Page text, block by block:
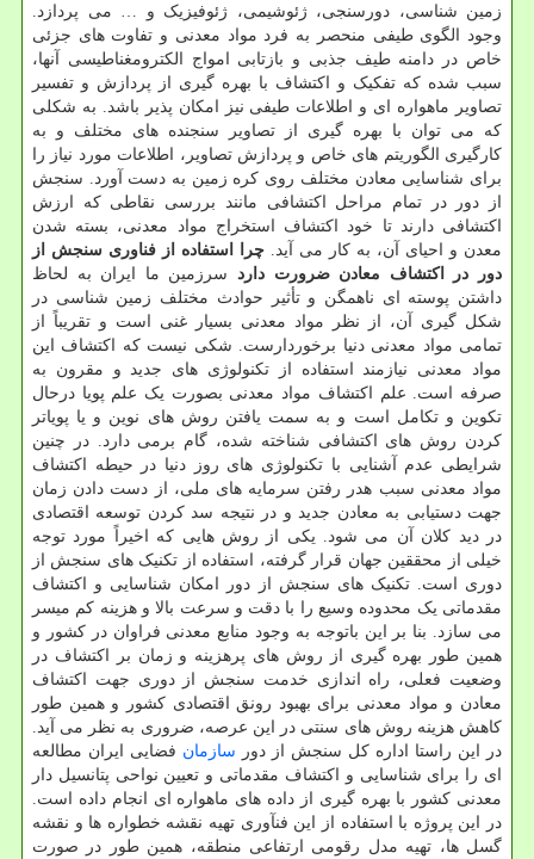
زمین شناسی، دورسنجی، ژئوشیمی، ژئوفیزیک و … می پردازد.
وجود الگوی طیفی منحصر به فرد مواد معدنی و تفاوت های جزئی
خاص در دامنه طیف جذبی و بازتابی امواج الکترومغناطیسی آنها،
سبب شده که تفکیک و اکتشاف با بهره گیری از پردازش و تفسیر
تصاویر ماهواره ای و اطلاعات طیفی نیز امکان پذیر باشد. به شکلی
که می توان با بهره گیری از تصاویر سنجنده های مختلف و به
کارگیری الگوریتم های خاص و پردازش تصاویر، اطلاعات مورد نیاز را
برای شناسایی معادن مختلف روی کره زمین به دست آورد. سنجش
از دور در تمام مراحل اکتشافی مانند بررسی نقاطی که ارزش
اکتشافی دارند تا خود اکتشاف استخراج مواد معدنی، بسته شدن
معدن و احیای آن، به کار می آید. چرا استفاده از فناوری سنجش از
دور در اکتشاف معادن ضرورت دارد سرزمین ما ایران به لحاظ
داشتن پوسته ای ناهمگن و تأثیر حوادث مختلف زمین شناسی در
شکل گیری آن، از نظر مواد معدنی بسیار غنی است و تقریباً از
تمامی مواد معدنی دنیا برخوردارست. شکی نیست که اکتشاف این
مواد معدنی نیازمند استفاده از تکنولوژی های جدید و مقرون به
صرفه است. علم اکتشاف مواد معدنی بصورت یک علم پویا درحال
تکوین و تکامل است و به سمت یافتن روش های نوین و یا پویاتر
کردن روش های اکتشافی شناخته شده، گام برمی دارد. در چنین
شرایطی عدم آشنایی با تکنولوژی های روز دنیا در حیطه اکتشاف
مواد معدنی سبب هدر رفتن سرمایه های ملی، از دست دادن زمان
جهت دستیابی به معادن جدید و در نتیجه سد کردن توسعه اقتصادی
در دید کلان آن می شود. یکی از روش هایی که اخیراً مورد توجه
خیلی از محققین جهان قرار گرفته، استفاده از تکنیک های سنجش از
دوری است. تکنیک های سنجش از دور امکان شناسایی و اکتشاف
مقدماتی یک محدوده وسیع را با دقت و سرعت بالا و هزینه کم میسر
می سازد. بنا بر این باتوجه به وجود منابع معدنی فراوان در کشور و
همین طور بهره گیری از روش های پرهزینه و زمان بر اکتشاف در
وضعیت فعلی، راه اندازی خدمت سنجش از دوری جهت اکتشاف
معادن و مواد معدنی برای بهبود رونق اقتصادی کشور و همین طور
کاهش هزینه روش های سنتی در این عرصه، ضروری به نظر می آید.
در این راستا اداره کل سنجش از دور سازمان فضایی ایران مطالعه
ای را برای شناسایی و اکتشاف مقدماتی و تعیین نواحی پتانسیل دار
معدنی کشور با بهره گیری از داده های ماهواره ای انجام داده است.
در این پروژه با استفاده از این فنآوری تهیه نقشه خطواره ها و نقشه
گسل ها، تهیه مدل رقومی ارتفاعی منطقه، همین طور در صورت